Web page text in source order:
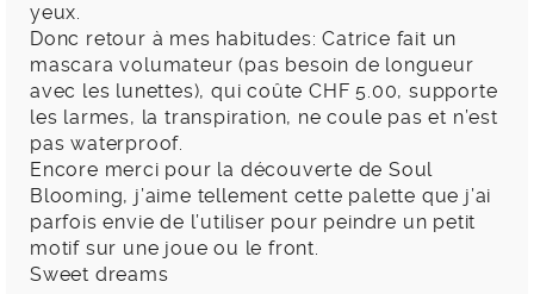
yeux.
Donc retour à mes habitudes: Catrice fait un
mascara volumateur (pas besoin de longueur
avec les lunettes), qui coûte CHF 5.00, supporte
les larmes, la transpiration, ne coule pas et n’est
pas waterproof.
Encore merci pour la découverte de Soul
Blooming, j’aime tellement cette palette que j’ai
parfois envie de l’utiliser pour peindre un petit
motif sur une joue ou le front.
Sweet dreams